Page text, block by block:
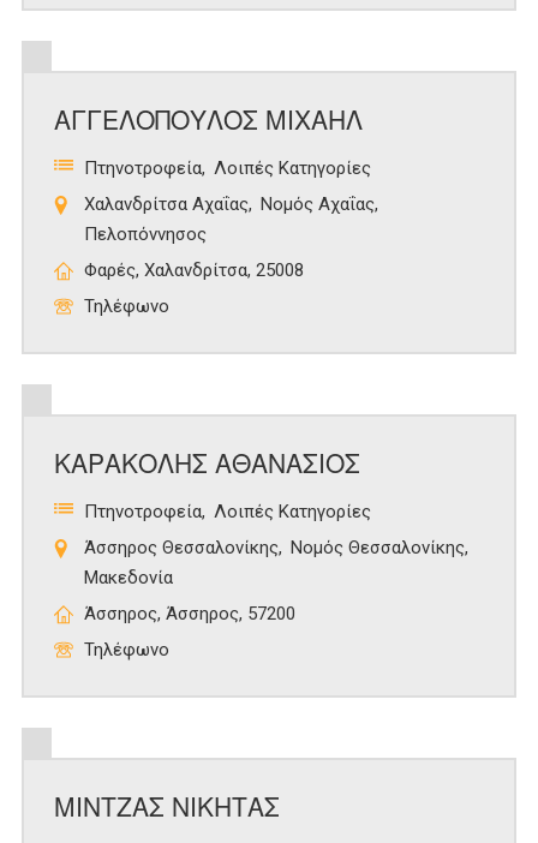
ΑΓΓΕΛΟΠΟΥΛΟΣ ΜΙΧΑΗΛ
Πτηνοτροφεία Λοιπές Κατηγορίες
Χαλανδρίτσα Αχαΐας
Νομός Αχαΐας
Πελοπόννησος
Φαρές, Χαλανδρίτσα, 25008
Τηλέφωνο
ΚΑΡΑΚΟΛΗΣ ΑΘΑΝΑΣΙΟΣ
Πτηνοτροφεία Λοιπές Κατηγορίες
Άσσηρος Θεσσαλονίκης
Νομός Θεσσαλονίκης
Μακεδονία
Άσσηρος, Άσσηρος, 57200
Τηλέφωνο
ΜΙΝΤΖΑΣ ΝΙΚΗΤΑΣ